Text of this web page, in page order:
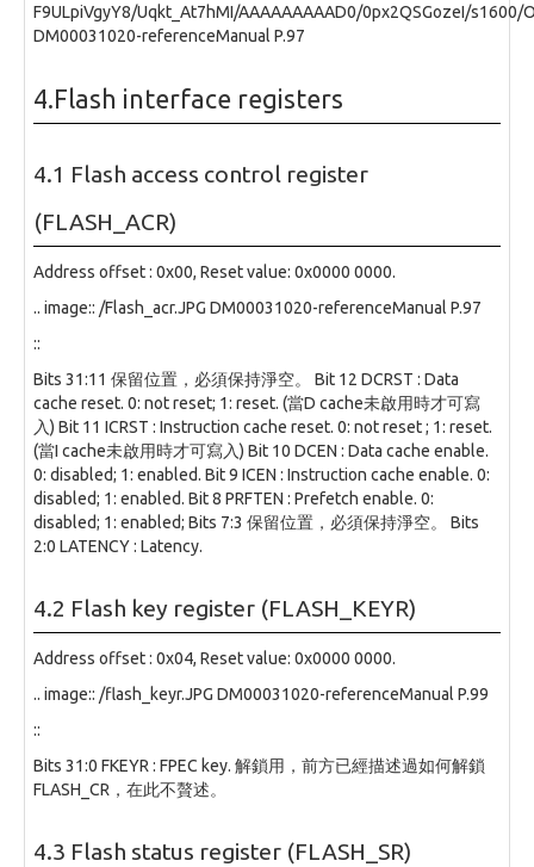
F9ULpiVgyY8/Uqkt_At7hMI/AAAAAAAAAD0/0px2QSGozeI/s1600/
DM00031020-referenceManual P.97
4.Flash interface registers
4.1 Flash access control register
(FLASH_ACR)
Address offset : 0x00, Reset value: 0x0000 0000.
.. image:: /Flash_acr.JPG DM00031020-referenceManual P.97
::
Bits 31:11 保留位置，必須保持淨空。 Bit 12 DCRST : Data
cache reset. 0: not reset; 1: reset. (當D cache未啟用時才可寫
入) Bit 11 ICRST : Instruction cache reset. 0: not reset ; 1: reset.
(當I cache未啟用時才可寫入) Bit 10 DCEN : Data cache enable.
0: disabled; 1: enabled. Bit 9 ICEN : Instruction cache enable. 0:
disabled; 1: enabled. Bit 8 PRFTEN : Prefetch enable. 0:
disabled; 1: enabled; Bits 7:3 保留位置，必須保持淨空。 Bits
2:0 LATENCY : Latency.
4.2 Flash key register (FLASH_KEYR)
Address offset : 0x04, Reset value: 0x0000 0000.
.. image:: /flash_keyr.JPG DM00031020-referenceManual P.99
::
Bits 31:0 FKEYR : FPEC key. 解鎖用，前方已經描述過如何解鎖
FLASH_CR，在此不贅述。
4.3 Flash status register (FLASH_SR)